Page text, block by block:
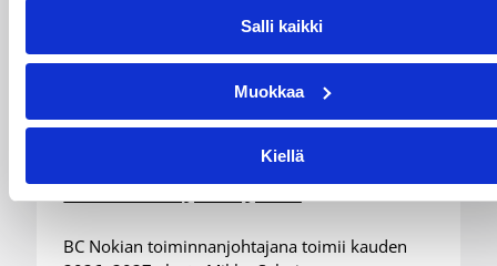
Salli kaikki
Muokkaa
Kiellä
01.08.2026 16:31
Mikko Salminen BC Nokian
toiminnanjohtajaksi
BC Nokian toiminnanjohtajana toimii kauden